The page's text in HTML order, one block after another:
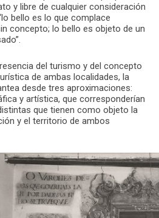
y libre de cualquier consideración
bello es lo que complace
concepto; lo bello es objeto de un
del turismo y del concepto
de ambas localidades, la
desde tres aproximaciones:
y artística, que corresponderían
que tienen como objeto la
y el territorio de ambos